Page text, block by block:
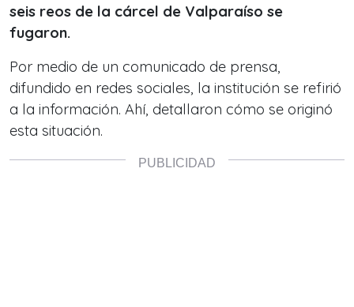
seis reos de la cárcel de Valparaíso se
fugaron.
Por medio de un comunicado de prensa,
difundido en redes sociales, la institución se refirió
a la información. Ahí, detallaron cómo se originó
esta situación.